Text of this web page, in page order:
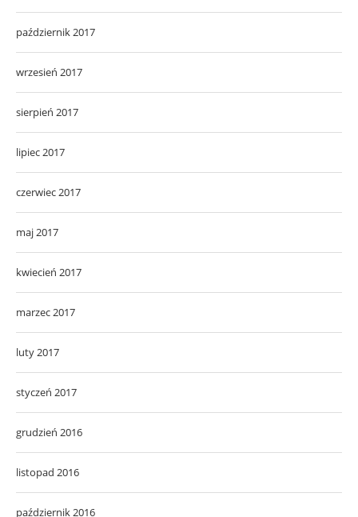
październik 2017
wrzesień 2017
sierpień 2017
lipiec 2017
czerwiec 2017
maj 2017
kwiecień 2017
marzec 2017
luty 2017
styczeń 2017
grudzień 2016
listopad 2016
październik 2016